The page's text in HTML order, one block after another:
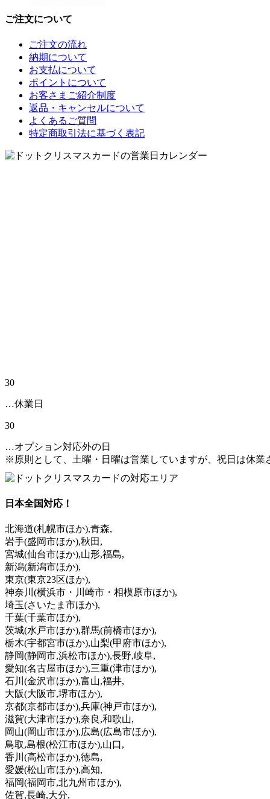
ご注文について
ご注文の流れ
納期について
お支払について
ポイントについて
お客さまご紹介制度
返品・キャンセルについて
よくあるご質問
特定商取引法に基づく表記
30
…休業日
30
…オプション対応外の日
※原則として、土曜・日曜は営業していますが、祝日は休業
日本全国対応！
北海道(札幌市ほか),青森,
岩手(盛岡市ほか),秋田,
宮城(仙台市ほか),山形,福島,
新潟(新潟市ほか),
東京(東京23区ほか),
神奈川 (横浜市・川崎市・相模原市ほか),
埼玉(さいたま市ほか),
千葉(千葉市ほか),
茨城(水戸市ほか),群馬(前橋市ほか),
栃木(宇都宮市ほか),山梨(甲府市ほか),
静岡(静岡市,浜松市ほか),長野,岐阜,
愛知(名古屋市ほか),三重(津市ほか),
石川 (金沢市ほか),富山,福井,
大阪(大阪市,堺市ほか),
京都(京都市ほか),兵庫(神戸市ほか),
滋賀(大津市ほか),奈良,和歌山,
岡山(岡山市ほか),広島(広島市ほか),
鳥取,島根(松江市ほか),山口,
香川 (高松市ほか),徳島,
愛媛(松山市ほか),高知,
福岡(福岡市,北九州市ほか),
佐賀,長崎,大分,